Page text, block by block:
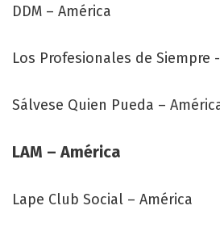
DDM – América
Los Profesionales de Siempre
Sálvese Quien Pueda –
LAM – América
Lape Club Social – América